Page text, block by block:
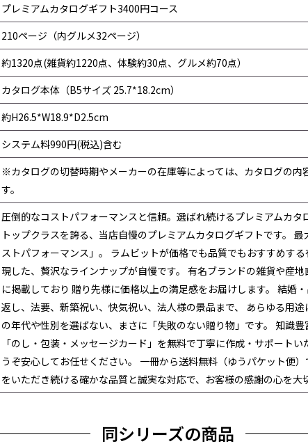
プレミアムカタログギフト3400円コース
210ページ（内グルメ32ページ）
約1320点(雑貨約1220点、体験約30点、グルメ約70点）
カタログ本体（B5サイズ 25.7*18.2cm）
約H26.5*W18.9*D2.5cm
システム料990円(税込)含む
※カタログの切替時期やメーカーの在庫等によっては、カタログの内
す。
圧倒的なコストパフォーマンスと信頼。選ばれ続けるプレミアムカ
トップクラスを誇る、当店自慢のプレミアムカタログギフトです。
ストパフォーマンス」。 ラムビットが価格でも品質でもおすすめす
現した、贅沢なラインナップが自慢です。 有名ブランドの雑貨や産
に掲載しており 贈り先様に価格以上の満足感をお届けします。 結婚
返し、法要、新築祝い、快気祝い、法人様の景品まで、 あらゆる用途
の年代や性別を選ばない、まさに「失敗のない贈り物」です。 知識豊
「のし・包装・メッセージカード」を無料で丁寧に作成・サポートい
うぞ安心してお任せください。 一冊から送料無料（ゆうパケット便）
をいただき続ける確かな品質と誠実な対応で、お客様の感謝の心を大
同シリーズの商品